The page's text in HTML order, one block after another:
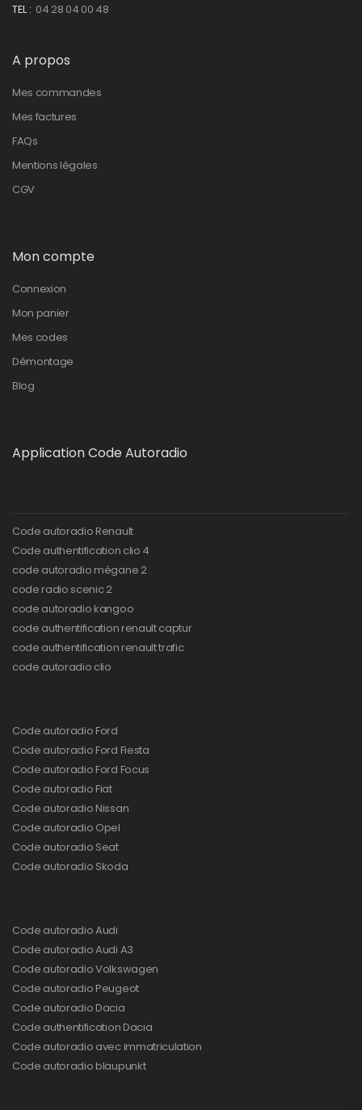
TEL : 04 28 04 00 48
A propos
Mes commandes
Mes factures
FAQs
Mentions légales
CGV
Mon compte
Connexion
Mon panier
Mes codes
Démontage
Blog
Application Code Autoradio
Code autoradio Renault
Code authentification clio 4
code autoradio mégane 2
code radio scenic 2
code autoradio kangoo
code authentification renault captur
code authentification renault trafic
code autoradio clio
Code autoradio Ford
Code autoradio Ford Fiesta
Code autoradio Ford Focus
Code autoradio Fiat
Code autoradio Nissan
Code autoradio Opel
Code autoradio Seat
Code autoradio Skoda
Code autoradio Audi
Code autoradio Audi A3
Code autoradio Volkswagen
Code autoradio Peugeot
Code autoradio Dacia
Code authentification Dacia
Code autoradio avec immatriculation
Code autoradio blaupunkt